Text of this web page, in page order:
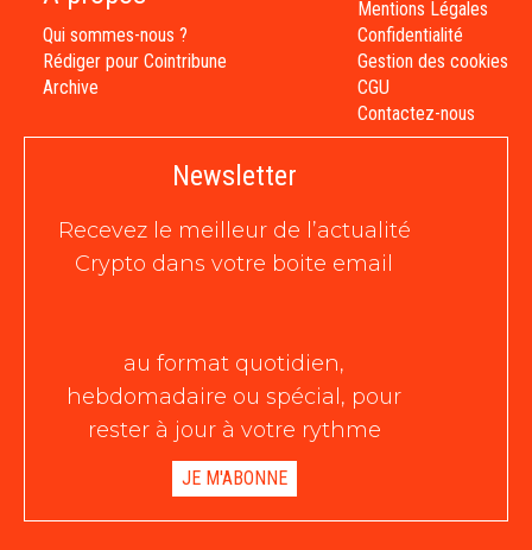
Qui sommes-nous ?
Rédiger pour Cointribune
Archive
Mentions Légales
Confidentialité
Gestion des cookies
CGU
Contactez-nous
Newsletter
Recevez le meilleur de l’actualité
Crypto dans votre boite email
au format quotidien,
hebdomadaire ou spécial, pour
rester à jour à votre rythme
JE M'ABONNE